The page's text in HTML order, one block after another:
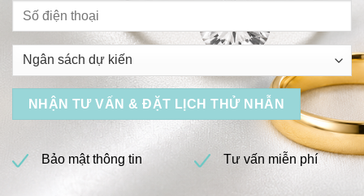
Bảo mật thông tin Tư vấn miễn phí